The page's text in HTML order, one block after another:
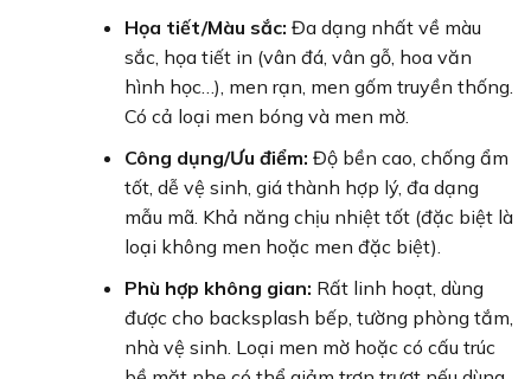
Họa tiết/Màu sắc: Đa dạng nhất về màu
sắc, họa tiết in (vân đá, vân gỗ, hoa văn
hình học…), men rạn, men gốm truyền thống.
Có cả loại men bóng và men mờ.
Công dụng/Ưu điểm: Độ bền cao, chống ẩm
tốt, dễ vệ sinh, giá thành hợp lý, đa dạng
mẫu mã. Khả năng chịu nhiệt tốt (đặc biệt là
loại không men hoặc men đặc biệt).
Phù hợp không gian: Rất linh hoạt, dùng
được cho backsplash bếp, tường phòng tắm,
nhà vệ sinh. Loại men mờ hoặc có cấu trúc